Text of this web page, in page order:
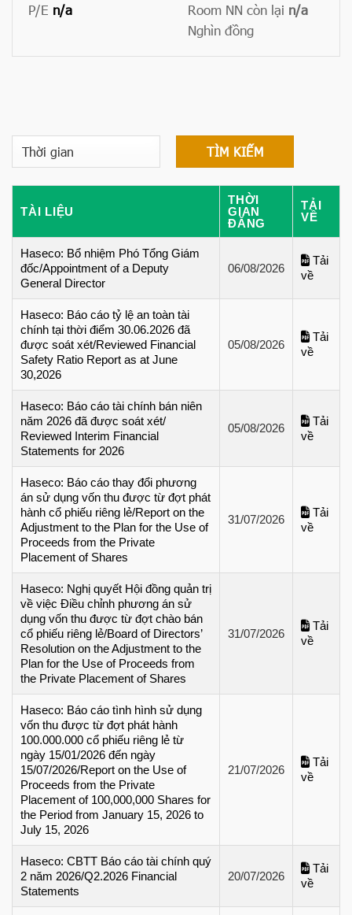
P/E n/a Room NN còn lại n/a
Nghìn đồng
TÀI LIỆU
THỜI
GIAN
ĐĂNG
TẢI
VỀ
Haseco: Bổ nhiệm Phó Tổng Giám
đốc/Appointment of a Deputy
General Director
06/08/2026
Tải
về
Haseco: Báo cáo tỷ lệ an toàn tài
chính tại thời điểm 30.06.2026 đã
được soát xét/Reviewed Financial
Safety Ratio Report as at June
30,2026
05/08/2026
Tải
về
Haseco: Báo cáo tài chính bán niên
năm 2026 đã được soát xét/
Reviewed Interim Financial
Statements for 2026
05/08/2026
Tải
về
Haseco: Báo cáo thay đổi phương
án sử dụng vốn thu được từ đợt phát
hành cổ phiếu riêng lẻ/Report on the
Adjustment to the Plan for the Use of
Proceeds from the Private
Placement of Shares
31/07/2026
Tải
về
Haseco: Nghị quyết Hội đồng quản trị
về việc Điều chỉnh phương án sử
dụng vốn thu được từ đợt chào bán
cổ phiếu riêng lẻ/Board of Directors’
Resolution on the Adjustment to the
Plan for the Use of Proceeds from
the Private Placement of Shares
31/07/2026
Tải
về
Haseco: Báo cáo tình hình sử dụng
vốn thu được từ đợt phát hành
100.000.000 cổ phiếu riêng lẻ từ
ngày 15/01/2026 đến ngày
15/07/2026/Report on the Use of
Proceeds from the Private
Placement of 100,000,000 Shares for
the Period from January 15, 2026 to
July 15, 2026
21/07/2026
Tải
về
Haseco: CBTT Báo cáo tài chính quý
2 năm 2026/Q2.2026 Financial
Statements
20/07/2026
Tải
về